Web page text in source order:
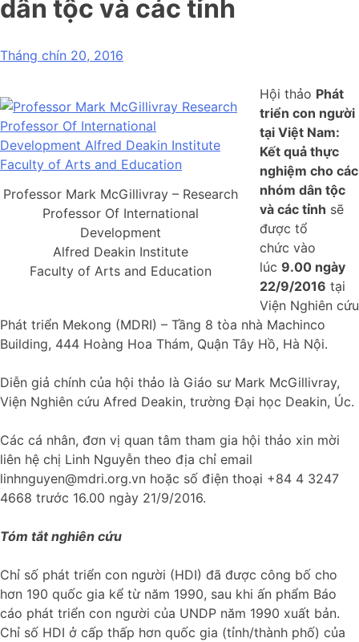
dân tộc và các tỉnh
Tháng chín 20, 2016
Professor Mark McGillivray – Research
Professor Of International
Development
Alfred Deakin Institute
Faculty of Arts and Education
Hội thảo Phát
triển con người
tại Việt Nam:
Kết quả thực
nghiệm cho các
nhóm dân tộc
và các tỉnh sẽ
được tổ
chức vào
lúc 9.00 ngày
22/9/2016 tại
Viện Nghiên cứu
Phát triển Mekong (MDRI) – Tầng 8 tòa nhà Machinco
Building, 444 Hoàng Hoa Thám, Quận Tây Hồ, Hà Nội.
Diễn giả chính của hội thảo là Giáo sư Mark McGillivray,
Viện Nghiên cứu Afred Deakin, trường Đại học Deakin, Úc.
Các cá nhân, đơn vị quan tâm tham gia hội thảo xin mời
liên hệ chị Linh Nguyễn theo địa chỉ email
linhnguyen@mdri.org.vn hoặc số điện thoại +84 4 3247
4668 trước 16.00 ngày 21/9/2016.
Tóm tắt nghiên cứu
Chỉ số phát triển con người (HDI) đã được công bố cho
hơn 190 quốc gia kể từ năm 1990, sau khi ấn phẩm Báo
cáo phát triển con người của UNDP năm 1990 xuất bản.
Chỉ số HDI ở cấp thấp hơn quốc gia (tỉnh/thành phố) của